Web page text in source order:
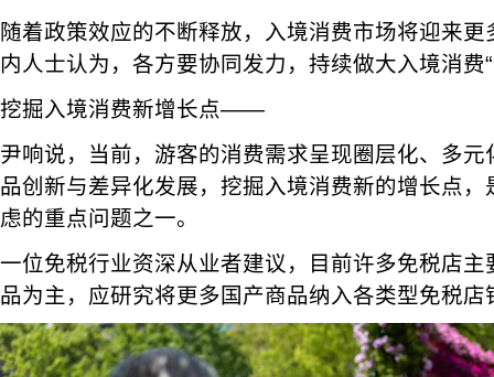
随着政策效应的不断释放，入境消费市场将迎来
内人士认为，各方要协同发力，持续做大入境消费
挖掘入境消费新增长点——
尹响说，当前，游客的消费需求呈现圈层化、多
品创新与差异化发展，挖掘入境消费新的增长点
虑的重点问题之一。
一位免税行业资深从业者建议，目前许多免税店
品为主，应研究将更多国产商品纳入各类型免税店